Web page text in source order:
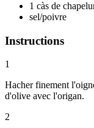
1 càs de
sel/poivre
Instructions
1
Hacher finement
d'olive avec l'origan.
2